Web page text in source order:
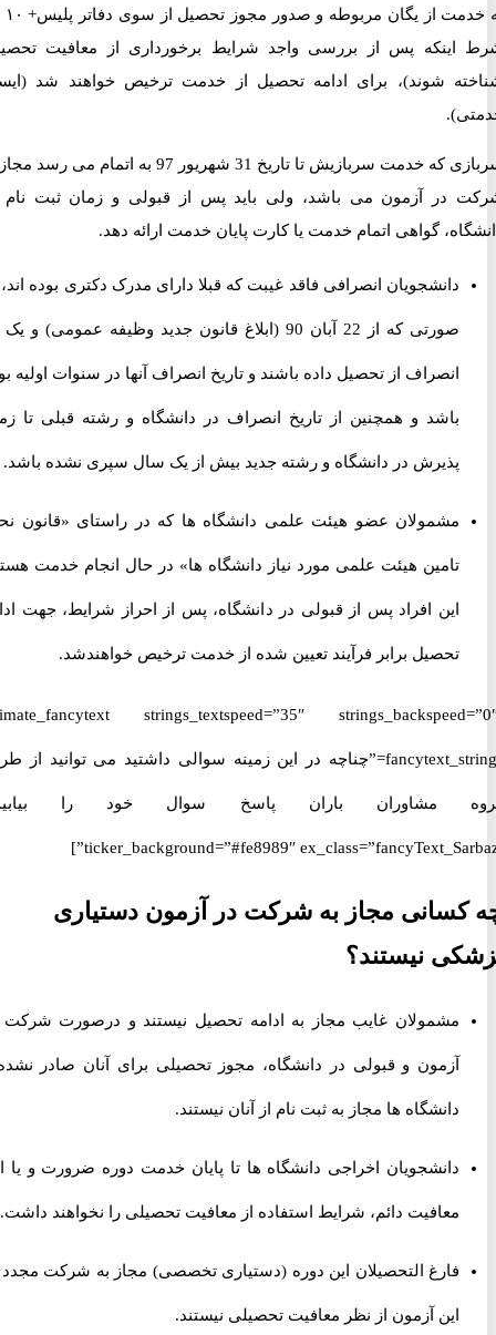
به خدمت از یگان مربوطه و صدور مجوز تحصیل از سوی دفاتر پلیس+ ١٠ (به
پس از بررسی واجد شرایط برخورداری از معافیت تحصیلی
شوند)، برای ادامه تحصیل از خدمت ترخیص خواهند شد (ایست
سربازی که خدمت سربازیش تا تاریخ 31 شهریور 97 به اتمام می رسد مجاز به
در آزمون می باشد، ولی باید پس از قبولی و زمان ثبت نام در
گواهی اتمام خدمت یا کارت پایان خدمت ارائه دهد.
دانشجویان انصرافی فاقد غیبت که قبلا دارای مدرک دکتری بوده اند، در
صورتی که از 22 آبان 90 (ابلاغ قانون جدید وظیفه عمومی) و یک بار
انصراف از تحصیل داده باشند و تاریخ انصراف آنها در سنوات اولیه بوده
باشد و همچنین از تاریخ انصراف در دانشگاه و رشته قبلی تا زمان
پذیرش در دانشگاه و رشته جدید بیش از یک سال سپری نشده باشد.
مشمولان عضو هیئت علمی دانشگاه ها که در راستای «قانون نحوه
تامین هیئت علمی مورد نیاز دانشگاه ها» در حال انجام خدمت هستند.
این افراد پس از قبولی در دانشگاه، پس از احراز شرایط، جهت ادامه
تحصیل برابر فرآیند تعیین شده از خدمت ترخیص خواهندشد.
[ultimate_fancytext strings_textspeed=”35″
fancytext_strings=”چناچه در این زمینه سوالی داشتید می توانید از طریق
مشاوران باران پاسخ سوال خود را بیابید.”
ticker_background=”#fe8989″
مجاز به شرکت در آزمون دستیاری
نیستند؟
مشمولان غایب مجاز به ادامه تحصیل نیستند و درصورت شرکت در
آزمون و قبولی در دانشگاه، مجوز تحصیلی برای آنان صادر نشده و
دانشگاه ها مجاز به ثبت نام از آنان نیستند.
دانشجویان اخراجی دانشگاه ها تا پایان خدمت دوره ضرورت و یا اخذ
معافیت دائم، شرایط استفاده از معافیت تحصیلی را نخواهند داشت.
فارغ التحصیلان این دوره (دستیاری تخصصی) مجاز به شرکت مجدد در
این آزمون از نظر معافیت تحصیلی نیستند.